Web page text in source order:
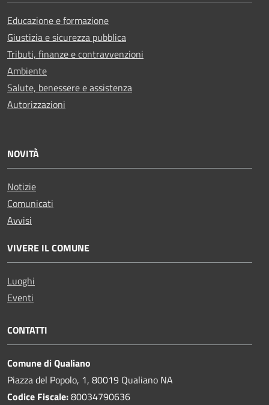
Educazione e formazione
Giustizia e sicurezza pubblica
Tributi, finanze e contravvenzioni
Ambiente
Salute, benessere e assistenza
Autorizzazioni
NOVITÀ
Notizie
Comunicati
Avvisi
VIVERE IL COMUNE
Luoghi
Eventi
CONTATTI
Comune di Qualiano
Piazza del Popolo, 1, 80019 Qualiano NA
Codice Fiscale:80034790636